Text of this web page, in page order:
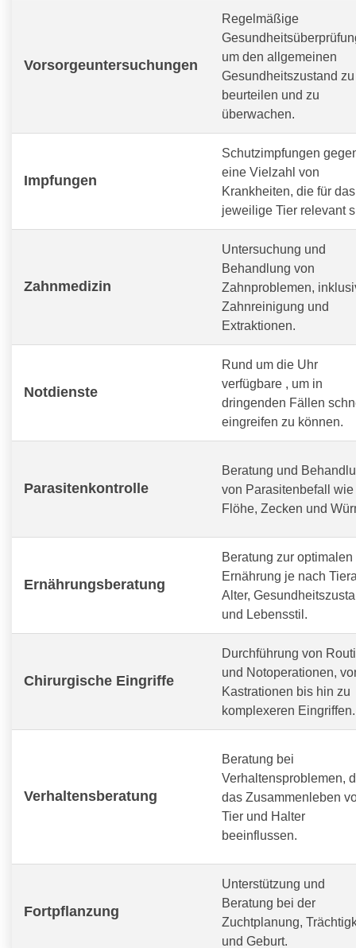
Vorsorgeuntersuchungen
Regelmäßige
um den allgemeinen
Gesundheitszustand zu
beurteilen und zu
überwachen.
Impfungen
Schutzimpfungen
eine Vielzahl von
Krankheiten, die für das
jeweilige Tier relevant
Zahnmedizin
Untersuchung und
Behandlung von
Zahnproblemen,
Zahnreinigung und
Extraktionen.
Notdienste
Rund um die Uhr
verfügbare , um in
dringenden Fällen
eingreifen zu können.
Parasitenkontrolle
Beratung und
von Parasitenbefall wie
Flöhe, Zecken und
Ernährungsberatung
Beratung zur optimalen
Ernährung je nach
Alter,
und Lebensstil.
Chirurgische Eingriffe
Durchführung von
und Notoperationen,
Kastrationen bis hin zu
komplexeren Eingriffen.
Verhaltensberatung
Beratung bei
Verhaltensproblemen,
das Zusammenleben
Tier und Halter
beeinflussen.
Fortpflanzung
Unterstützung und
Beratung bei der
Zuchtplanung,
und Geburt.